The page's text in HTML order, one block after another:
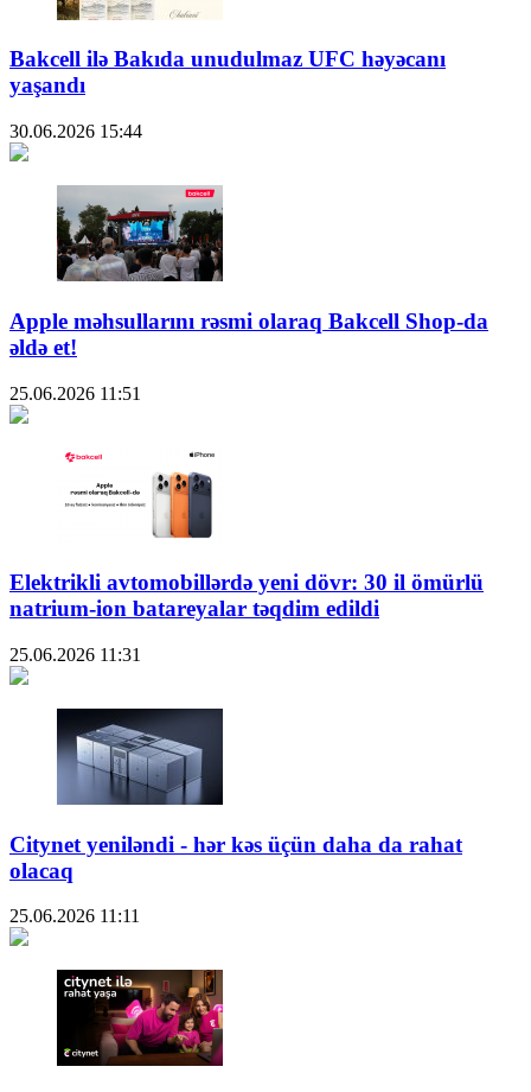
Bakcell ilə Bakıda unudulmaz UFC həyəcanı
yaşandı
30.06.2026 15:44
Apple məhsullarını rəsmi olaraq Bakcell Shop-da
əldə et!
25.06.2026 11:51
Elektrikli avtomobillərdə yeni dövr: 30 il ömürlü
natrium-ion batareyalar təqdim edildi
25.06.2026 11:31
Citynet yeniləndi - hər kəs üçün daha da rahat
olacaq
25.06.2026 11:11